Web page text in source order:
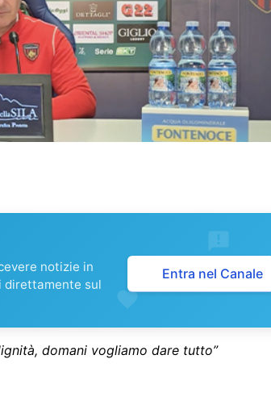
notizie in
direttamente sul
Entra nel Canale
domani vogliamo dare tutto”